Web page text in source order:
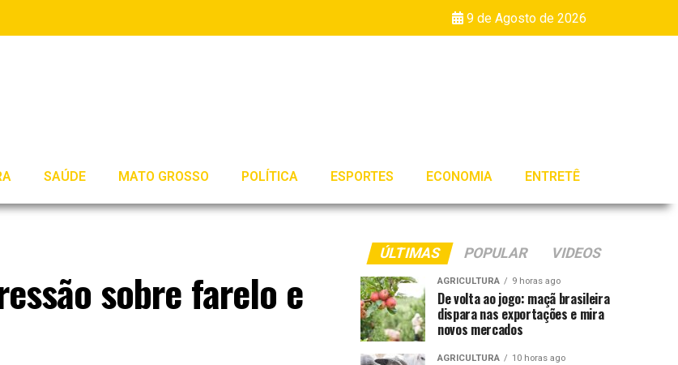
9 de Agosto de 2026
SAÚDE MATO GROSSO POLÍTICA ESPORTES ECONOMIA ENTRETÊ
sobre farelo e
ÚLTIMAS POPULAR VIDEOS
AGRICULTURA 9 horas ago
De volta ao jogo: maçã brasileira
dispara nas exportações e mira
novos mercados
AGRICULTURA 10 horas ago